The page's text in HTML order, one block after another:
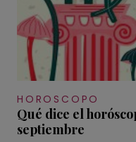
HOROSCOPO
Qué dice el
septiembre